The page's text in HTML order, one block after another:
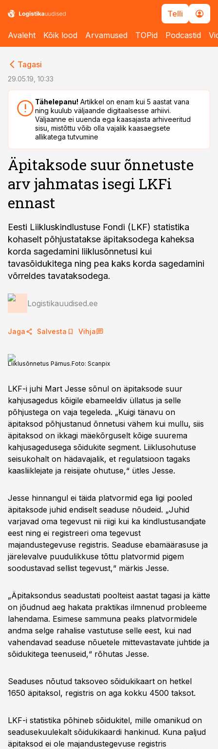
Telli
Avaleht Kõik lood Arvamused TOPid Podcastid
Tagasi
29.05.19, 10:33
Tähelepanu! Artikkel on enam kui 5 aastat vana
ning kuulub väljaande digitaalsesse arhiivi.
Väljaanne ei uuenda ega kaasajasta arhiveeritud
sisu, mistõttu võib olla vajalik kaasaegsete
allikatega tutvumine
Äpitaksode suur õnnetuste
arv jahmatas isegi LKFi
ennast
Eesti Liikluskindlustuse Fondi (LKF) statistika
kohaselt põhjustatakse äpitaksodega kaheksa
korda sagedamini liiklusõnnetusi kui
tavasõidukitega ning pea kaks korda sagedamini
võrreldes tavataksodega.
Logistikauudised.ee
Jaga Salvesta Vihja
Liiklusõnnetus Pärnus.Foto: Scanpix
LKF-i juhi Mart Jesse sõnul on äpitaksode suur
kahjusagedus kõigile ebameeldiv üllatus ja selle
põhjustega on vaja tegeleda. „Kuigi tänavu on
äpitaksod põhjustanud õnnetusi vähem kui mullu, siis
äpitaksod on ikkagi mäekõrguselt kõige suurema
kahjusagedusega sõidukite segment. Liiklusohutuse
seisukohalt on hädavajalik, et regulatsioon tagaks
kaasliiklejate ja reisijate ohutuse,“ ütles Jesse.
Jesse hinnangul ei täida platvormid ega ligi pooled
äpitaksode juhid endiselt seaduse nõudeid. „Juhid
varjavad oma tegevust nii riigi kui ka kindlustusandjate
eest ning ei registreeri oma tegevust
majandustegevuse registris. Seaduse ebamäärasuse ja
järelevalve puudulikkuse tõttu platvormid pigem
soodustavad sellist tegevust,“ märkis Jesse.
„Äpitaksondus seadustati poolteist aastat tagasi ja kätte
on jõudnud aeg hakata praktikas ilmnenud probleeme
lahendama. Esimese sammuna peaks platvormidele
andma selge rahalise vastutuse selle eest, kui nad
vahendavad seaduse nõuetele mittevastavate juhtide ja
sõidukitega teenuseid,“ rõhutas Jesse.
Seaduses nõutud taksoveo sõidukikaart on hetkel
1650 äpitaksol, registris on aga kokku 4500 taksot.
LKF-i statistika põhineb sõidukitel, mille omanikud on
seadusekuulekalt sõidukikaardi hankinud. Kuna paljud
äpitaksod ei ole majandustegevuse registris